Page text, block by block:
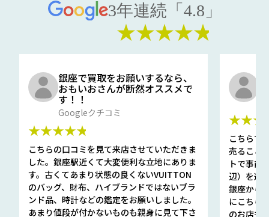
3年連続「4.8」
★★★★★
銀座で買取をお願いするなら、
おもいおさんが断然オススメで
す！！
Googleクチコミ
★★★★★
こちらの口コミを見て来店させていただきま
した。銀座駅近くて大変便利な立地にありま
す。古くてあまり状態の良くないVUITTON
のバッグ、財布、ハイブランドではないブラ
ンド品、時計などの鑑定をお願いしました。
あまり値段が付かないものも親身に見て下さ
こちらで
売ること
トで事前
辺）を選
銀座から
にこちら
のお店も